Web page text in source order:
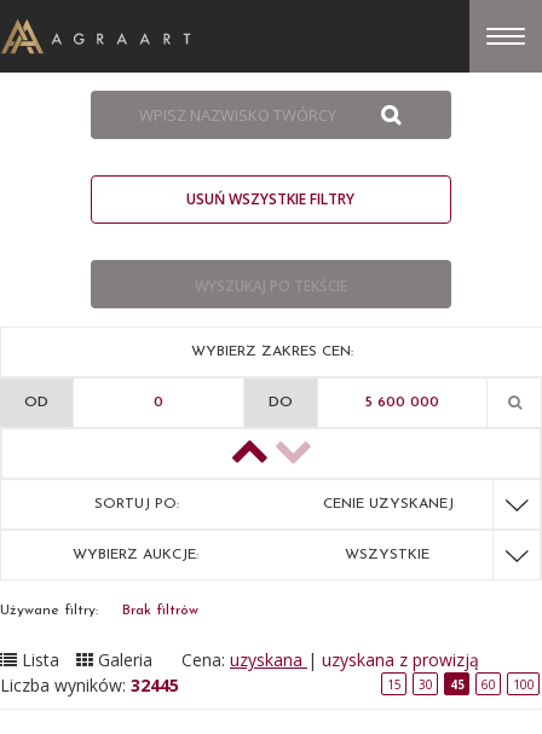
USUŃ WSZYSTKIE FILTRY
WYBIERZ ZAKRES CEN:
OD DO
SORTUJ PO: CENIE UZYSKANEJ
WYBIERZ AUKCJE: WSZYSTKIE
Używane filtry: Brak filtrów
Lista Galeria Cena: uzyskana | uzyskana z prowizją
Liczba wyników: 32445 15 30 45 60 100